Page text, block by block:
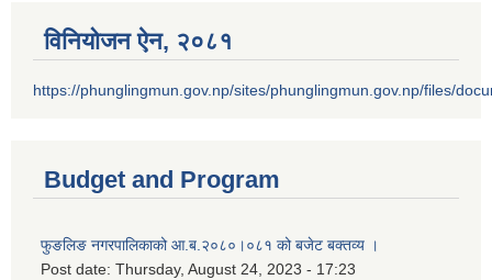
विनियोजन ऐन‚ २०८१
https://phunglingmun.gov.np/sites/phunglingmun.gov.np/files/
Budget and Program
फुङलिङ नगरपालिकाको आ.ब.२०८०।०८१ को बजेट बक्तव्य ।
Post date: Thursday, August 24, 2023 - 17:23